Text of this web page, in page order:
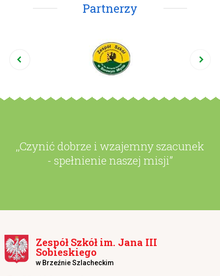
Partnerzy
,,Czynić dobrze i wzajemny szacunek
- spełnienie naszej misji”
Zespół Szkół im. Jana III
Sobieskiego
w Brzeźnie Szlacheckim